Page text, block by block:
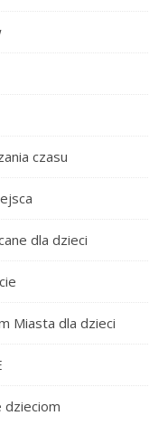
czasu
dla dzieci
Miasta dla dzieci
dzieciom